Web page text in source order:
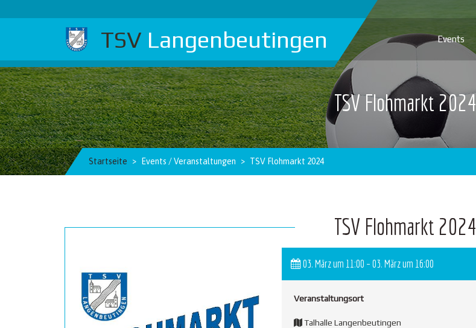
TSV Langenbeutingen Events
TSV Flohmarkt 2024
Startseite Events / Veranstaltungen TSV Flohmarkt 2024
TSV Flohmarkt 2024
03. März um 11:00 – 03. März um 16:00
Veranstaltungsort
Talhalle Langenbeutingen